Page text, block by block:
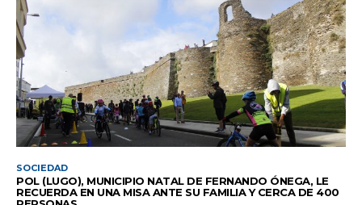
SOCIEDAD
POL (LUGO), MUNICIPIO NATAL DE FERNANDO ÓNEGA, LE
RECUERDA EN UNA MISA ANTE SU FAMILIA Y CERCA DE 400